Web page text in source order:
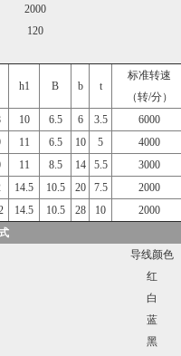
2000
120
h1 B b t
标准转速
（转/分）
10 6.5 6 3.5 6000
11 6.5 10 5 4000
11 8.5 14 5.5 3000
14.5 10.5 20 7.5 2000
14.5 10.5 28 10 2000
导线颜色
红
白
蓝
黑